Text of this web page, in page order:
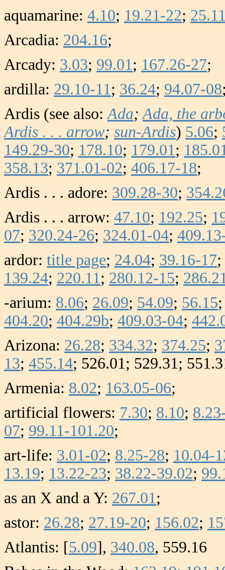
aquamarine: 4.10; 19.21-22;
Arcadia: 204.16;
Arcady: 3.03; 99.01; 167.26-27;
ardilla: 29.10-11; 36.24; 94.07-08
Ardis (see also:Ada;Ada, the
Ardis . . . arrow; sun-Ardis) 5.06;
149.29-30; 178.10; 179.01;
358.13; 371.01-02; 406.17-18;
Ardis . . . adore: 309.28-30;
Ardis . . . arrow: 47.10; 192.25;
07; 320.24-26; 324.01-04;
ardor: title page; 24.04; 39.16-17;
139.24; 220.11; 280.12-15;
-arium: 8.06; 26.09; 54.09; 56.15
404.20; 404.29b; 409.03-04;
Arizona: 26.28; 334.32; 374.25;
13; 455.14; 526.01; 529.31;
Armenia: 8.02; 163.05-06;
artificial flowers: 7.30; 8.10;
07; 99.11-101.20;
art-life: 3.01-02; 8.25-28; 10.04-
13.19; 13.22-23; 38.22-39.02;
as an X and a Y: 267.01;
astor: 26.28; 27.19-20; 156.02;
Atlantis: [5.09], 340.08, 559.16